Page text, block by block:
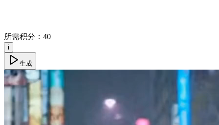
所需积分： 40
i
生成